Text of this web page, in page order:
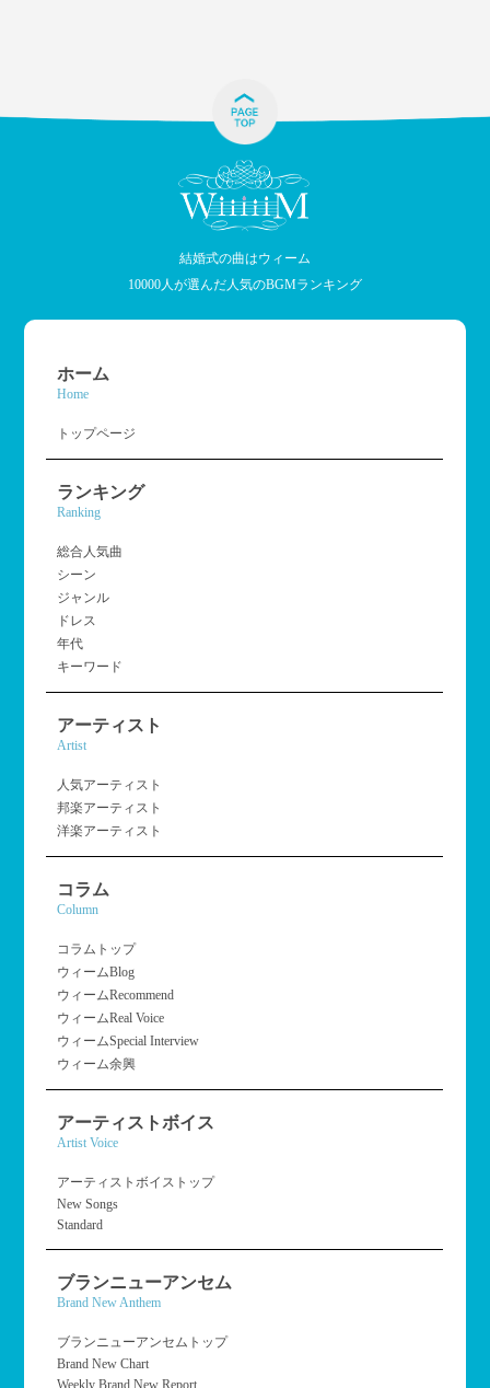
結婚式の曲はウィーム
10000人が選んだ人気のBGMランキング
ホーム
Home
トップページ
ランキング
Ranking
総合人気曲
シーン
ジャンル
ドレス
年代
キーワード
アーティスト
Artist
人気アーティスト
邦楽アーティスト
洋楽アーティスト
コラム
Column
コラムトップ
ウィームBlog
ウィームRecommend
ウィームReal Voice
ウィームSpecial Interview
ウィーム余興
アーティストボイス
Artist Voice
アーティストボイストップ
New Songs
Standard
ブランニューアンセム
Brand New Anthem
ブランニューアンセムトップ
Brand New Chart